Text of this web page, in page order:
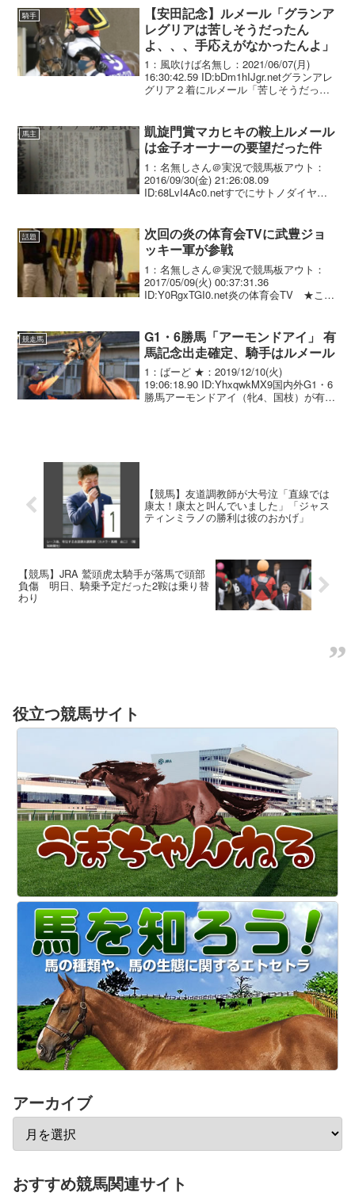
合います。ドバイでミシュ...
騎手
【安田記念】ルメール「グランア
レグリアは苦しそうだったん
よ、、、手応えがなかったんよ」
1：風吹けば名無し：2021/06/07(月)
16:30:42.59 ID:bDm1hIJgr.netグランアレ
グリア２着にルメール「苦しそうだっ
14頭史上3...
馬主
凱旋門賞マカヒキの鞍上ルメール
は金子オーナーの要望だった件
1：名無しさん＠実況で競馬板アウト：
2016/09/30(金) 21:26:08.09
ID:68LvI4Ac0.netすでにサトノダイヤモ
を熱望したのも金子オーナー...
話題
次回の炎の体育会TVに武豊ジョ
ッキー軍が参戦
1：名無しさん＠実況で競馬板アウト：
2017/05/09(火) 00:37:31.36
ID:Y0RgxTGI0.net炎の体育会TV ★この
21時00分...
競走馬
G1・6勝馬「アーモンドアイ」 有
馬記念出走確定、騎手はルメール
1：ばーど ★：2019/12/10(火)
19:06:18.90 ID:YhxqwkMX9国内外G1・6
勝馬アーモンドアイ（牝4、国枝）が有馬
【競馬】友道調教師が大号泣「直線では
康太！康太と叫んでいました」「ジャス
ティンミラノの勝利は彼のおかげ」
【競馬】JRA 鷲頭虎太騎手が落馬で頭部
負傷 明日、騎乗予定だった2鞍は乗り替
わり
役立つ競馬サイト
アーカイブ
おすすめ競馬関連サイト